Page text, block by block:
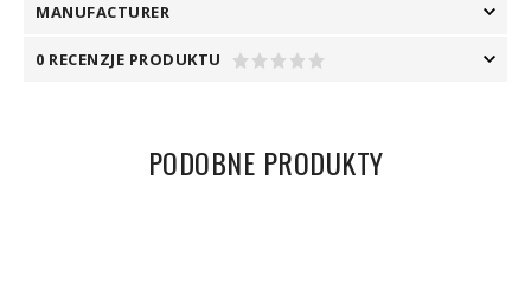
MANUFACTURER
0 RECENZJE PRODUKTU
PODOBNE PRODUKTY